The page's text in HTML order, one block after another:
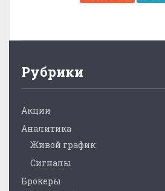
Рубрики
Акции
Аналитика
Живой график
Сигналы
Брокеры